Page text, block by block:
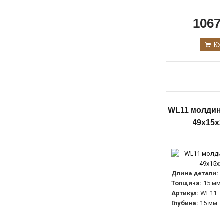
WL11
Длина детали:
Толщина: 15 мм
Артикул: WL11
Глубина: 15 мм